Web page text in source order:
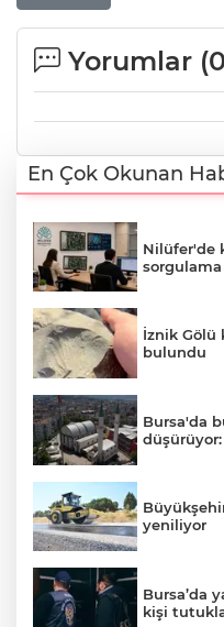
Yorumlar (0
En Çok Okunan
Nilüfer'de
İznik Gölü
bulundu
Bursa'da
yeniliyor
Bursa’da
kişi